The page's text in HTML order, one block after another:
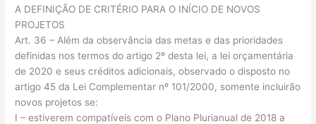
A DEFINIÇÃO DE CRITÉRIO PARA O INÍCIO DE NOVOS
PROJETOS
Art. 36 – Além da observância das metas e das prioridades
definidas nos termos do artigo 2º desta lei, a lei orçamentária
de 2020 e seus créditos adicionais, observado o disposto no
artigo 45 da Lei Complementar nº 101/2000, somente incluirão
novos projetos se:
I – estiverem compatíveis com o Plano Plurianual de 2018 a